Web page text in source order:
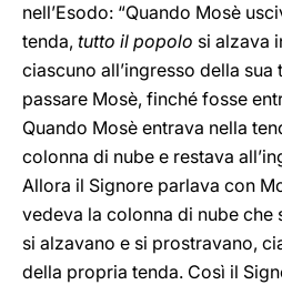
nell’Esodo: “Quando Mosè
tenda, tutto il popolo si alzava
ciascuno all’ingresso della sua
passare Mosè, finché fosse
Quando Mosè entrava nella
colonna di nube e restava
Allora il Signore parlava con
vedeva la colonna di nube che
si alzavano e si prostravano,
della propria tenda. Così il